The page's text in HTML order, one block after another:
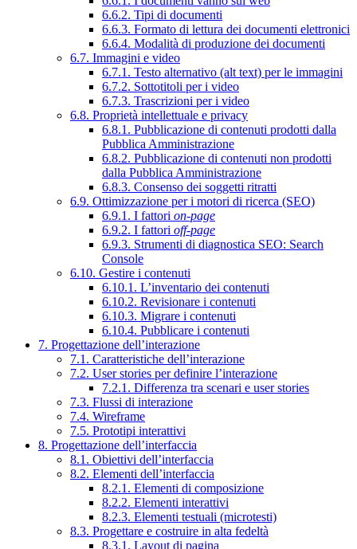
6.6.2. Tipi di documenti
6.6.3. Formato di lettura dei documenti elettronici
6.6.4. Modalità di produzione dei documenti
6.7. Immagini e video
6.7.1. Testo alternativo (alt text) per le immagini
6.7.2. Sottotitoli per i video
6.7.3. Trascrizioni per i video
6.8. Proprietà intellettuale e privacy
6.8.1. Pubblicazione di contenuti prodotti dalla
Pubblica Amministrazione
6.8.2. Pubblicazione di contenuti non prodotti
dalla Pubblica Amministrazione
6.8.3. Consenso dei soggetti ritratti
6.9. Ottimizzazione per i motori di ricerca (SEO)
6.9.1. I fattori on-page
6.9.2. I fattori off-page
6.9.3. Strumenti di diagnostica SEO: Search
Console
6.10. Gestire i contenuti
6.10.1. L’inventario dei contenuti
6.10.2. Revisionare i contenuti
6.10.3. Migrare i contenuti
6.10.4. Pubblicare i contenuti
7. Progettazione dell’interazione
7.1. Caratteristiche dell’interazione
7.2. User stories per definire l’interazione
7.2.1. Differenza tra scenari e user stories
7.3. Flussi di interazione
7.4. Wireframe
7.5. Prototipi interattivi
8. Progettazione dell’interfaccia
8.1. Obiettivi dell’interfaccia
8.2. Elementi dell’interfaccia
8.2.1. Elementi di composizione
8.2.2. Elementi interattivi
8.2.3. Elementi testuali (microtesti)
8.3. Progettare e costruire in alta fedeltà
8.3.1. Layout di pagina